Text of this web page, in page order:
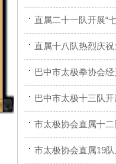
直属二十一队开展“
直属十八队热烈庆
巴中市太极拳协会
巴中市太极十三队
市太极协会直属十
市太极协会直属19